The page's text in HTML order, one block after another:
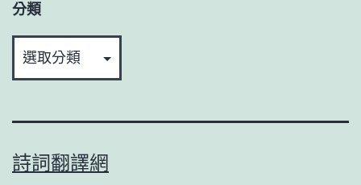
分類
分
詩詞翻譯網